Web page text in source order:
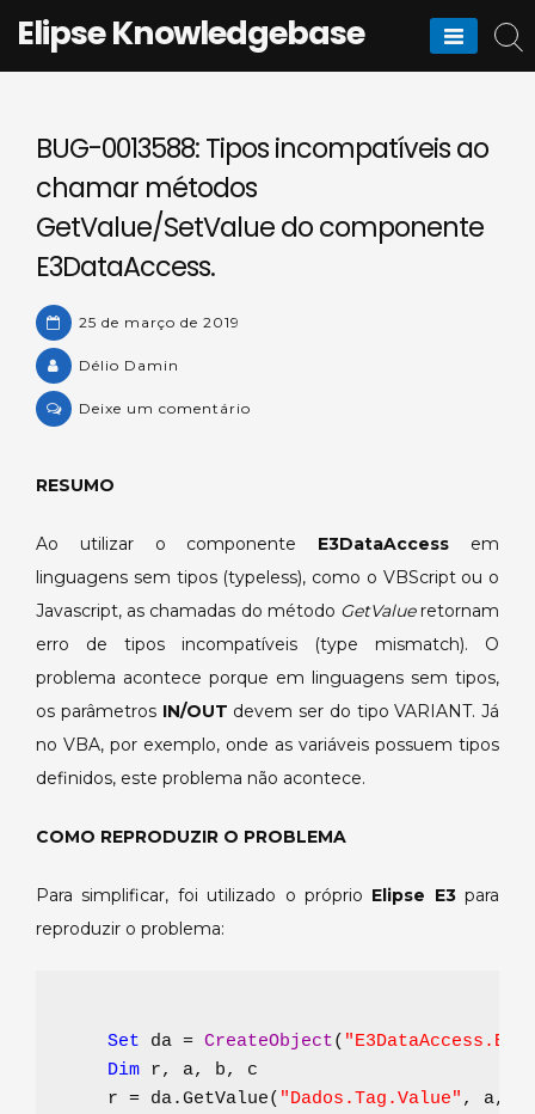
Elipse Knowledgebase
BUG-0013588: Tipos incompatíveis ao
chamar métodos
GetValue/SetValue do componente
E3DataAccess.
25 de março de 2019
Délio Damin
Deixe um comentário
ao
chamar
métodos
GetValue/SetValue
componente
E3DataAccess.
RESUMO
Ao utilizar o componente E3DataAccess em
linguagens sem tipos (typeless), como o VBScript ou o
Javascript, as chamadas do método GetValue retornam
erro de tipos incompatíveis (type mismatch). O
problema acontece porque em linguagens sem tipos,
os parâmetros IN/OUT devem ser do tipo VARIANT. Já
no VBA, por exemplo, onde as variáveis possuem tipos
definidos, este problema não acontece.
COMO REPRODUZIR O PROBLEMA
Para simplificar, foi utilizado o próprio Elipse E3para
reproduzir o problema:
Set da = CreateObject(
Dim r, a, b, c
r = da.GetValue( "Dados.Tag.Value" , a,